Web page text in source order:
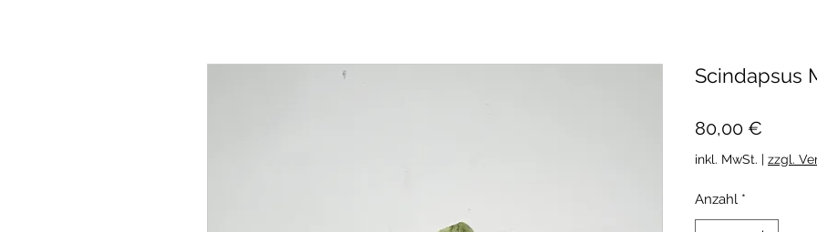
Scindapsus
80,00 €
inkl. MwSt. | zzgl.
Anzahl *